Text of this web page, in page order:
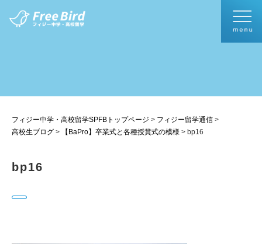
フィジー中学・高校留学SPFBトップページ > フィジー留学通信 >
高校生ブログ > 【BaPro】卒業式と各種授賞式の模様 > bp16
bp16